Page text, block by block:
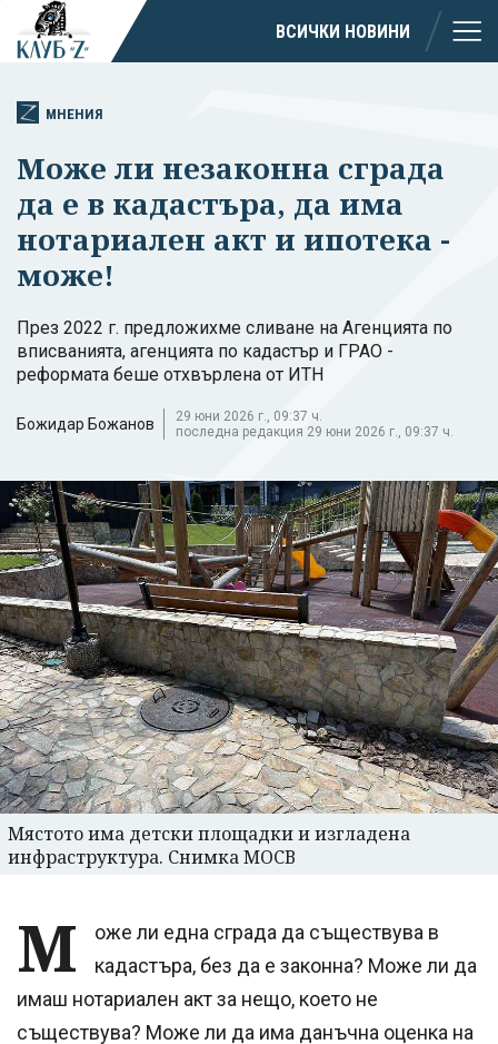
ВСИЧКИ НОВИНИ
МНЕНИЯ
Може ли незаконна сграда
да е в кадастъра, да има
нотариален акт и ипотека -
може!
През 2022 г. предложихме сливане на Агенцията по
вписванията, агенцията по кадастър и ГРАО -
реформата беше отхвърлена от ИТН
Божидар Божанов
29 юни 2026 г., 09:37 ч.
последна редакция 29 юни 2026 г., 09:37 ч.
Мястото има детски площадки и изгладена
инфраструктура. Снимка МОСВ
М
оже ли една сграда да съществува в
кадастъра, без да е законна? Може ли да
имаш нотариален акт за нещо, което не
съществува? Може ли да има данъчна оценка на